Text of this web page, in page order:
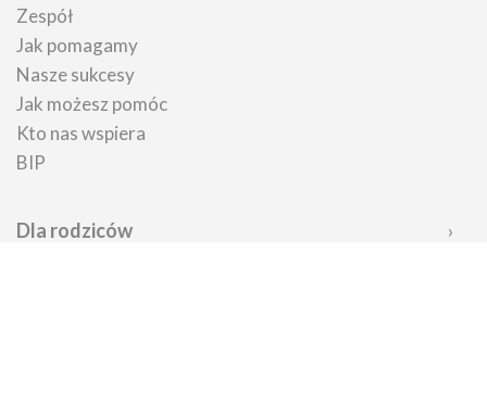
Zespół
Jak pomagamy
Nasze sukcesy
Jak możesz pomóc
Kto nas wspiera
BIP
Dla rodziców